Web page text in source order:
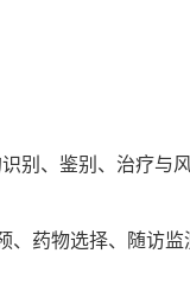
别、鉴别、治疗与
、药物选择、随访监